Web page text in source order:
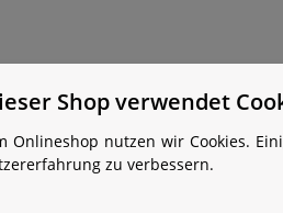
Shop verwendet
nutzen wir Cookies.
zu verbessern.